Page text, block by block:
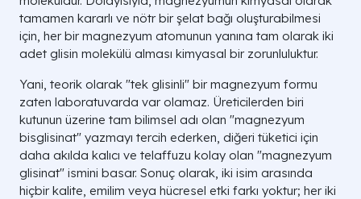
tamamen kararlı ve nötr bir şelat bağı oluşturabilmesi
için, her bir magnezyum atomunun yanına tam olarak iki
adet glisin molekülü alması kimyasal bir zorunluluktur.
Yani, teorik olarak "tek glisinli" bir magnezyum formu
zaten laboratuvarda var olamaz. Üreticilerden biri
kutunun üzerine tam bilimsel adı olan "magnezyum
bisglisinat" yazmayı tercih ederken, diğeri tüketici için
daha akılda kalıcı ve telaffuzu kolay olan "magnezyum
glisinat" ismini basar. Sonuç olarak, iki isim arasında
hiçbir kalite, emilim veya hücresel etki farkı yoktur; her iki